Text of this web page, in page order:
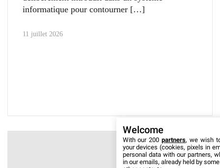
informatique pour contourner
11 juillet 2026
Welcome
With our 200partners, we wish
your devices (cookies, pixels in
personal data with our partners,
in our emails, already held by